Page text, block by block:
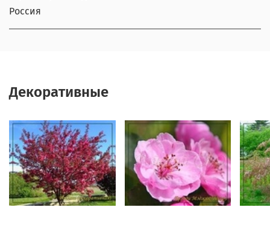
Россия
Декоративные